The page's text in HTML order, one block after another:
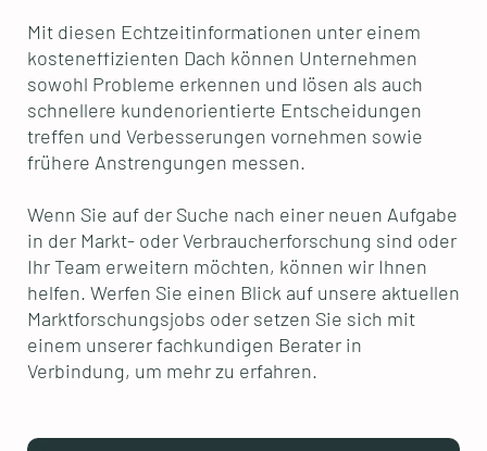
Mit diesen Echtzeitinformationen unter einem
kosteneffizienten Dach können Unternehmen
sowohl Probleme erkennen und lösen als auch
schnellere kundenorientierte Entscheidungen
treffen und Verbesserungen vornehmen sowie
frühere Anstrengungen messen.
Wenn Sie auf der Suche nach einer neuen Aufgabe
in der Markt- oder Verbraucherforschung sind oder
Ihr Team erweitern möchten, können wir Ihnen
helfen. Werfen Sie einen Blick auf unsere aktuellen
Marktforschungsjobs oder setzen Sie sich mit
einem unserer fachkundigen Berater in
Verbindung, um mehr zu erfahren.